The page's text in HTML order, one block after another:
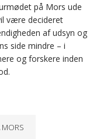
på Mors ude
være decideret
af udsyn og
side mindre – i
og forskere inden
MORS